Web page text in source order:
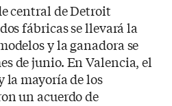
central de Detroit
fábricas se llevará la
y la ganadora se
de junio. En Valencia, el
mayoría de los
un acuerdo de